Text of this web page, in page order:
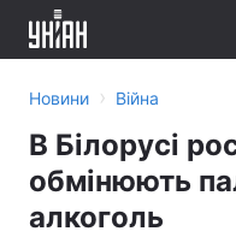
Новини › Війна
В Білорусі
обмінюють
алкоголь